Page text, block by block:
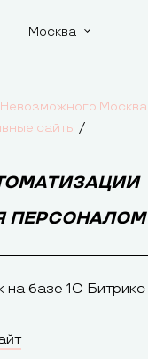
Москва
Невозможного Москва
сайты /
ПЕРСОНАЛОМ
на базе 1С Битрикс